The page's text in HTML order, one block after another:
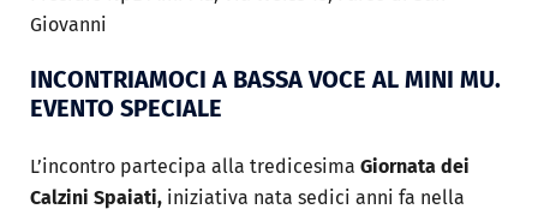
Giovanni
INCONTRIAMOCI A BASSA VOCE AL MINI MU.
EVENTO SPECIALE
L’incontro partecipa alla tredicesima Giornata dei
Calzini Spaiati, iniziativa nata sedici anni fa nella